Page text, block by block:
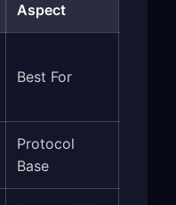
Aspect
Best For
Protocol
Base